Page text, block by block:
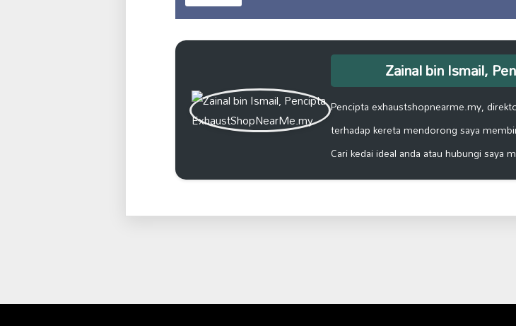
Zainal bin Ismail,
Pencipta exhaustshopnearme.my,
terhadap kereta mendorong saya
Cari kedai ideal anda atau hubungi saya